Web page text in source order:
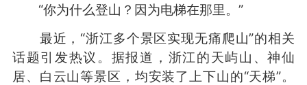
“你为什么登山？因为电梯在那里。”
最近，“浙江多个景区实现无痛爬山”的相关
话题引发热议。据报道，浙江的天屿山、神仙
居、白云山等景区，均安装了上下山的“天梯”。